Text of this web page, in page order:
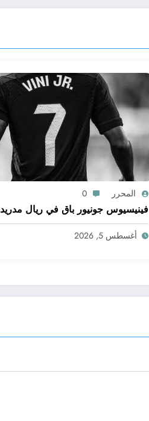
المحرر 0
فينيسيوس جونيور باق في ريال مدريد
أغسطس 5, 2026